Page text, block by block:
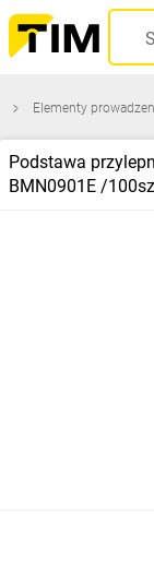
Elementy
Podstawa
BMN0901E /